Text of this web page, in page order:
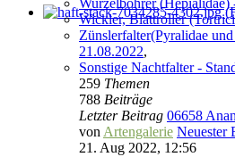
Wurzelbohrer (Hepialidae)
Wickler, Blattroller
Zünslerfalter(Pyralidae
21.08.2022,
Sonstige Nachtfalter -
259 Themen
788 Beiträge
Letzter Beitrag 06658
von Artengalerie Neuester
21. Aug 2022, 12:56